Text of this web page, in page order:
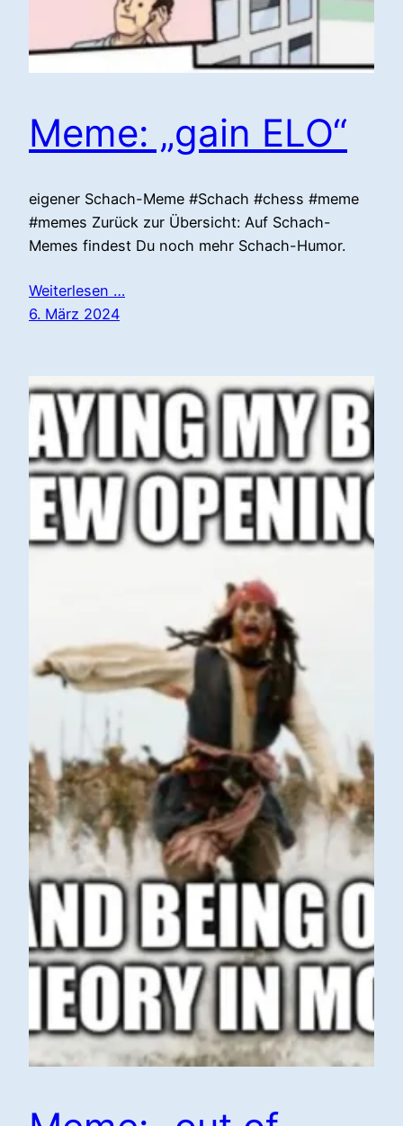
Meme: „gain ELO“
eigener Schach-Meme #Schach #chess #meme
#memes Zurück zur Übersicht: Auf Schach-
Memes findest Du noch mehr Schach-Humor.
Weiterlesen …
6. März 2024